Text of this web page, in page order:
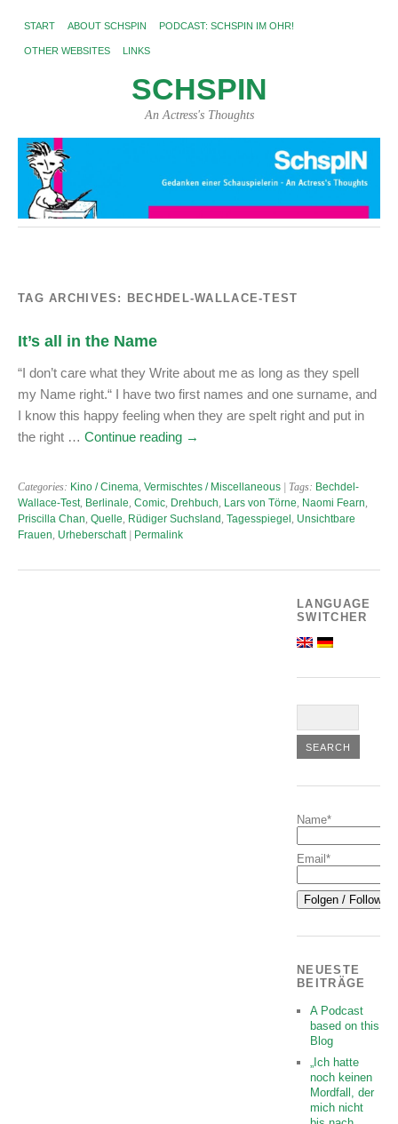
START ABOUT SCHSPIN PODCAST: SCHSPIN IM OHR!
OTHER WEBSITES LINKS
SCHSPIN
An Actress's Thoughts
TAG ARCHIVES: BECHDEL-WALLACE-TEST
It’s all in the Name
“I don’t care what they Write about me as long as they spell
my Name right.“ I have two first names and one surname, and
I know this happy feeling when they are spelt right and put in
the right … Continue reading →
Categories: Kino / Cinema, Vermischtes / Miscellaneous | Tags: Bechdel-
Wallace-Test, Berlinale, Comic, Drehbuch, Lars von Törne, Naomi Fearn,
Priscilla Chan, Quelle, Rüdiger Suchsland , Tagesspiegel , Unsichtbare
Frauen, Urheberschaft| Permalink
LANGUAGE
SWITCHER
Name*
Email*
NEUESTE
BEITRÄGE
A Podcast
based on this
Blog
„Ich hatte
noch keinen
Mordfall, der
mich nicht